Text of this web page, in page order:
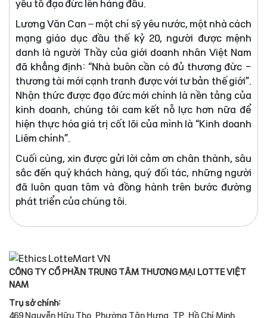
yếu tố đạo đức lên hàng đầu.
Lương Văn Can – một chí sỹ yêu nước, một nhà cách
mạng giáo dục đầu thế kỷ 20, người được mệnh
danh là người Thầy của giới doanh nhân Việt Nam
đã khẳng định: “Nhà buôn cần có đủ thương đức -
thương tài mới cạnh tranh được với tư bản thế giới”.
Nhận thức được đạo đức mới chính là nền tảng của
kinh doanh, chúng tôi cam kết nỗ lực hơn nữa để
hiện thực hóa giá trị cốt lõi của mình là “Kinh doanh
Liêm chính”.
Cuối cùng, xin được gửi lời cảm ơn chân thành, sâu
sắc đến quý khách hàng, quý đối tác, những người
đã luôn quan tâm và đồng hành trên bước đường
phát triển của chúng tôi.
CÔNG TY CỔ PHẦN TRUNG TÂM THƯƠNG MẠI LOTTE VIỆT
NAM
Trụ sở chính:
469 Nguyễn Hữu Thọ, Phường Tân Hưng, TP. Hồ Chí Minh